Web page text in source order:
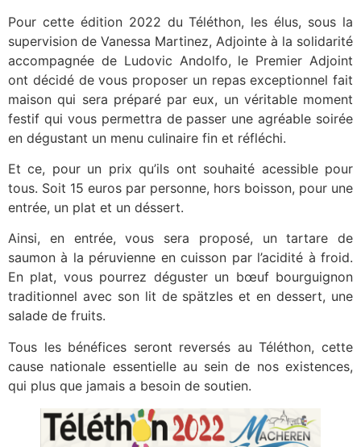
Pour cette édition 2022 du Téléthon, les élus, sous la
supervision de Vanessa Martinez, Adjointe à la solidarité
accompagnée de Ludovic Andolfo, le Premier Adjoint
ont décidé de vous proposer un repas exceptionnel fait
maison qui sera préparé par eux, un véritable moment
festif qui vous permettra de passer une agréable soirée
en dégustant un menu culinaire fin et réfléchi.
Et ce, pour un prix qu’ils ont souhaité acessible pour
tous. Soit 15 euros par personne, hors boisson, pour une
entrée, un plat et un déssert.
Ainsi, en entrée, vous sera proposé, un tartare de
saumon à la péruvienne en cuisson par l’acidité à froid.
En plat, vous pourrez déguster un bœuf bourguignon
traditionnel avec son lit de spätzles et en dessert, une
salade de fruits.
Tous les bénéfices seront reversés au Téléthon, cette
cause nationale essentielle au sein de nos existences,
qui plus que jamais a besoin de soutien.